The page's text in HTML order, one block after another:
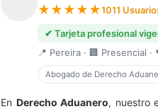
1011
✔ Tarjeta profesional
📍 Pereira · 🏢 Presencial ·
Abogado de Derecho
En Derecho Aduanero, nuestro